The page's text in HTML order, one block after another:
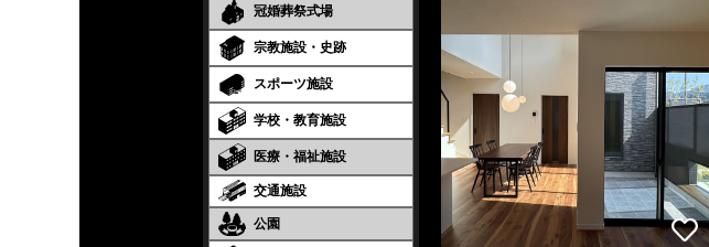
冠婚葬祭式場
宗教施設・史跡
スポーツ施設
学校・教育施設
医療・福祉施設
交通施設
公園